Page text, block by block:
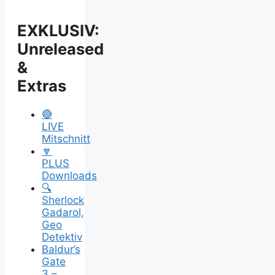
Erklärung
EXKLUSIV:
Unreleased
&
Extras
🔴
LIVE
Mitschnitt
🔽
PLUS
Downloads
🔍
Sherlock
Gadarol,
Geo
Detektiv
Baldur’s
Gate